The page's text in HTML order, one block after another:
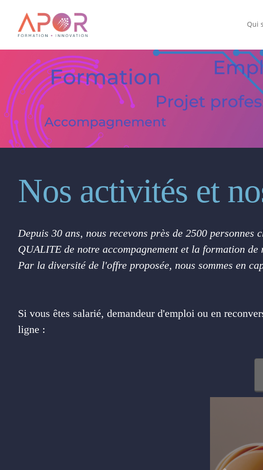
Qui
Nos activités et
Depuis 30 ans, nous recevons près de 2500
QUALITE de notre accompagnement et la formation
Par la diversité de l'offre proposée, nous sommes en
Si vous êtes salarié, demandeur d'emploi ou en
ligne :